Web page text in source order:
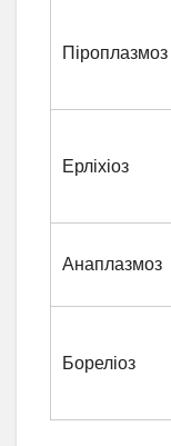
Піроплазмоз
Ерліхіоз
Анаплазмоз
Бореліоз